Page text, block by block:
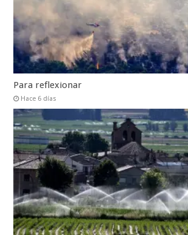
Para reflexionar
Hace 6 días